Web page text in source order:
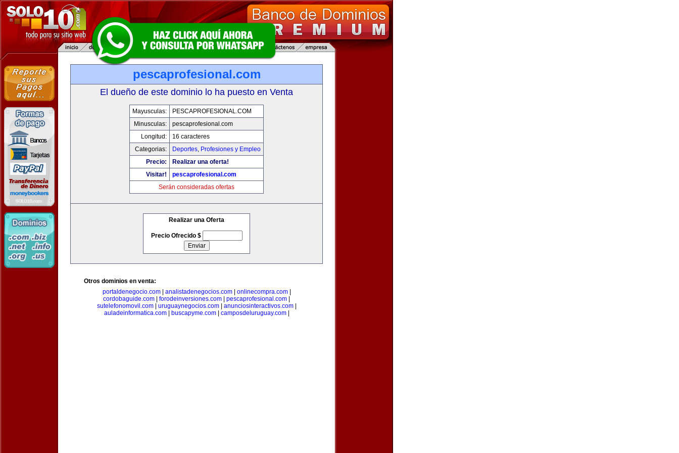
pescaprofesional.com
El dueño de este dominio lo ha puesto en Venta
Mayusculas:
PESCAPROFESIONAL.COM
Minusculas:
pescaprofesional.com
Longitud:
16 caracteres
Categorias:
Deportes, Profesiones y Empleo
Precio:
Realizar una oferta!
Visitar!
pescaprofesional.com
Serán consideradas ofertas
Realizar una Oferta
Precio Ofrecido $
Otros dominios en venta:
portaldenegocio.com| analistadenegocios.com| onlinecompra.com|
cordobaguide.com
forodeinversiones.com pescaprofesional.com
sutelefonomovil.com| uruguaynegocios.com| anunciosinteractivos.com|
auladeinformatica.com| buscapyme.com| camposdeluruguay.com|